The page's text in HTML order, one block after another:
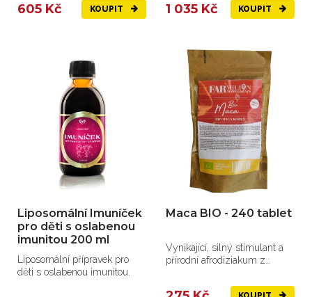
605 Kč KOUPIT 1 035 Kč KOUPIT
Liposomální Imuníček
pro děti s oslabenou
imunitou 200 ml
Liposomální přípravek pro
děti s oslabenou imunitou.
Maca BIO - 240 tablet
Vynikající, silný stimulant a
přírodní afrodiziakum z